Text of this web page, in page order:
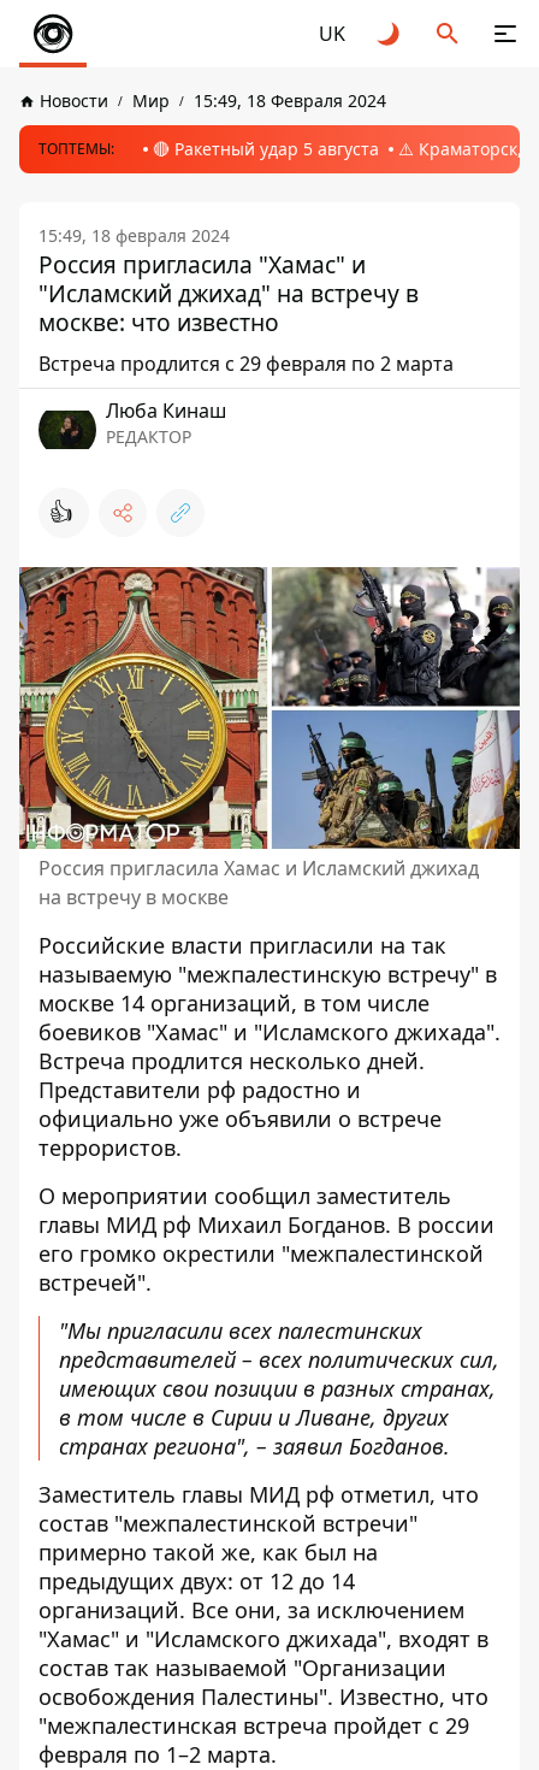
UK
Новости Мир 15:49, 18 Февраля 2024
ТОПТЕМЫ: 🔴 Ракетный удар 5 августа ⚠️ Краматорск,
15:49, 18 февраля 2024
Россия пригласила "Хамас" и
"Исламский джихад" на встречу в
москве: что известно
Встреча продлится с 29 февраля по 2 марта
Люба Кинаш
РЕДАКТОР
👍
Россия пригласила Хамас и Исламский джихад
на встречу в москве
Российские власти пригласили на так
называемую "межпалестинскую встречу" в
москве 14 организаций, в том числе
боевиков "Хамас" и "Исламского джихада".
Встреча продлится несколько дней.
Представители рф радостно и
официально уже объявили о встрече
террористов.
О мероприятии сообщил заместитель
главы МИД рф Михаил Богданов. В россии
его громко окрестили "межпалестинской
встречей".
"Мы пригласили всех палестинских
представителей – всех политических сил,
имеющих свои позиции в разных странах,
в том числе в Сирии и Ливане, других
странах региона", – заявил Богданов.
Заместитель главы МИД рф отметил, что
состав "межпалестинской встречи"
примерно такой же, как был на
предыдущих двух: от 12 до 14
организаций. Все они, за исключением
"Хамас" и "Исламского джихада", входят в
состав так называемой "Организации
освобождения Палестины". Известно, что
"межпалестинская встреча пройдет с 29
февраля по 1–2 марта.